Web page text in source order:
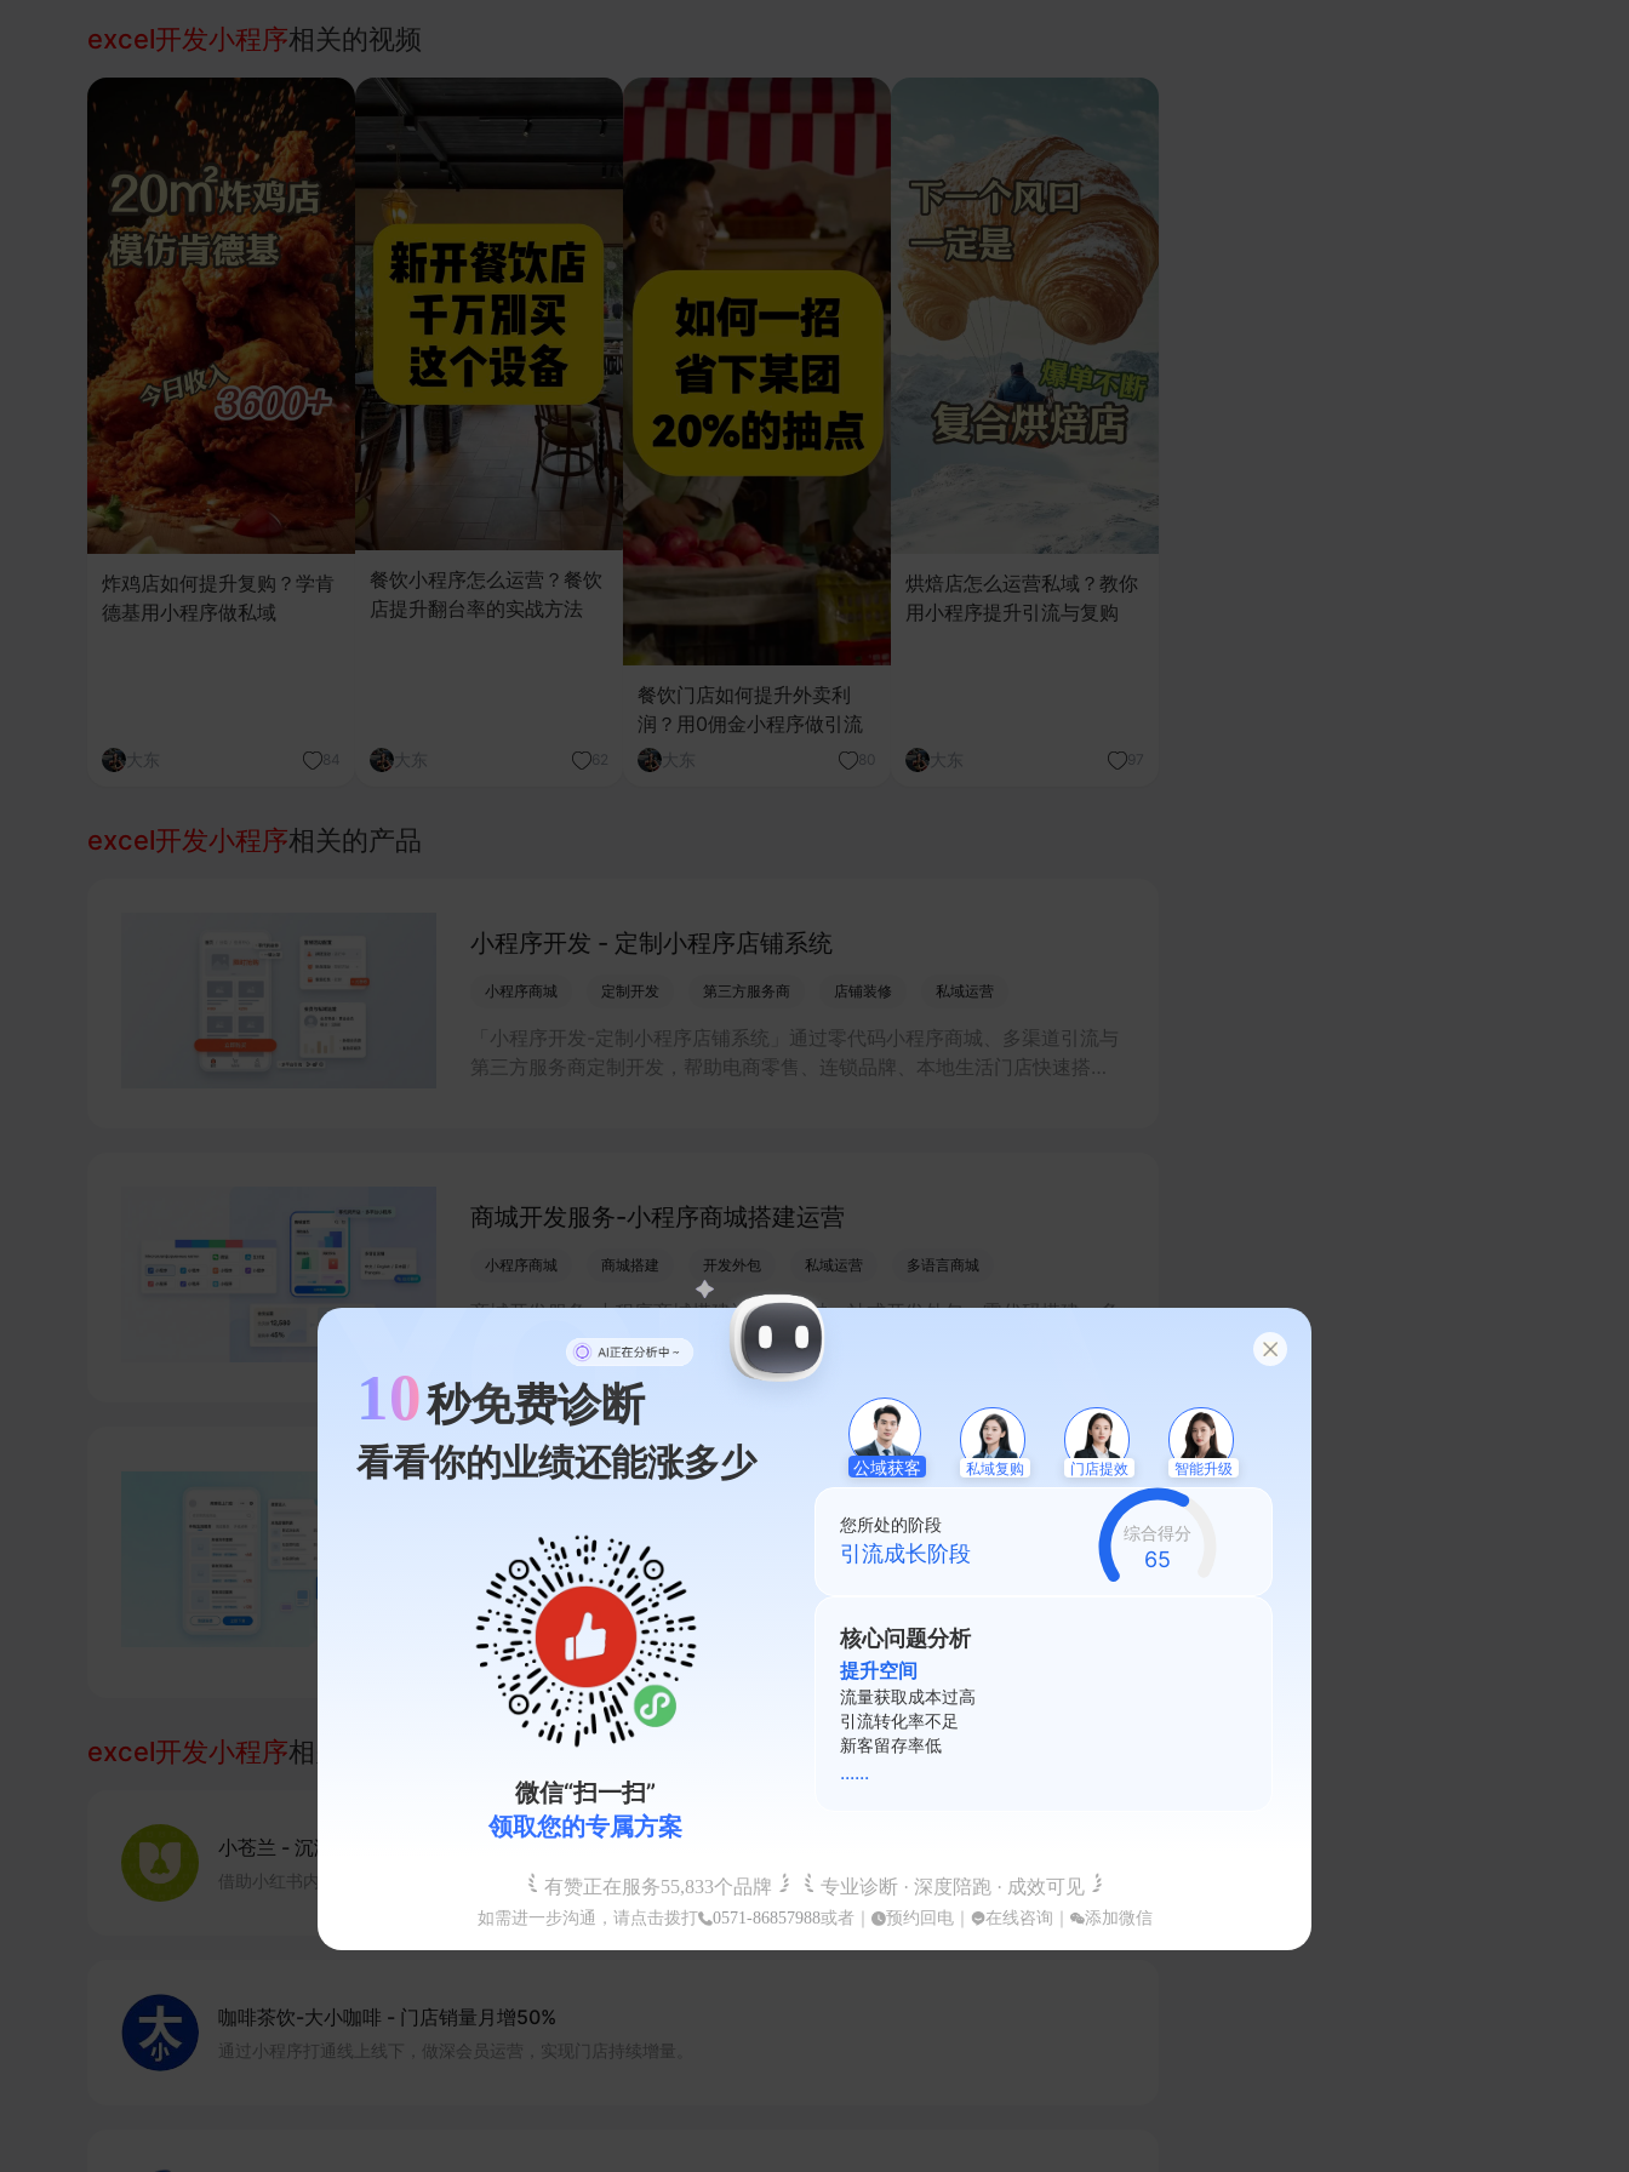
10秒免费诊断
看看你的业绩还能涨多少
微信“扫一扫”
领取您的专属方案
公域获客 私域复购 门店提效 智能升级
您所处的阶段
私域起盘阶段
综合得分
58
核心问题分析
提升空间
复购率不足
会员活跃度低
裂变系数差
......
有赞正在服务55,833个品牌 专业诊断 · 深度陪跑 · 成效可见
如需进一步沟通，请点击拨打 0571-86857988或者｜ 预约回电｜ 在线咨询 添加微信
excel开发小程序相关的视频
炸鸡店如何提升复购？学肯
德基用小程序做私域
大东 84
餐饮小程序怎么运营？餐饮
店提升翻台率的实战方法
大东 62
餐饮门店如何提升外卖利
润？用0佣金小程序做引流
大东 80
烘焙店怎么运营私域？教你
用小程序提升引流与复购
大东 97
excel开发小程序相关的产品
小程序开发 - 定制小程序店铺系统
小程序商城 定制开发 第三方服务商 店铺装修 私域运营
「小程序开发-定制小程序店铺系统」通过零代码小程序商城、多渠道引流与
第三方服务商定制开发，帮助电商零售、连锁品牌、本地生活门店快速搭建
商城开发服务-小程序商城搭建运营
小程序商城 商城搭建 开发外包 私域运营 多语言商城
商城开发服务-小程序商城搭建运营，通过一站式开发外包、零代码搭建、多
平台多语言小程序和会员私域运营工具，帮助缺乏技术能力的商家快速上线
小程序商城，承接多渠道与境外客流，实现低成本获客、提升复购与业绩增
长。
百度小程序开发 - 商家线上门店搭建
本地生活服务 小程序开发服务
有赞数字化运营
百度小程序开发-商家线上门店搭建，通过有赞等服务商一站式完成小程序定
制开发、多平台联动与数字化运营，帮助本地生活与零售门店承接百度搜索/
地图等精准流量，实现低成本获客、提升到店与下单转化。
excel开发小程序相关的案例
小苍兰 - 沉淀粉丝1.5万+
借助小红书内容种草与有赞小程序承接，实现粉丝精准沉淀与私域运营转化。
咖啡茶饮-大小咖啡 - 门店销量月增50%
通过小程序打通线上线下，做深会员运营，实现门店持续增量。